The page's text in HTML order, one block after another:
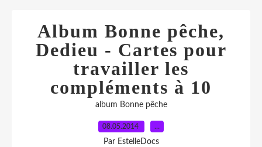
Album Bonne pêche,
Dedieu - Cartes pour
travailler les
compléments à 10
album Bonne pêche
08.05.2014 …
Par EstelleDocs